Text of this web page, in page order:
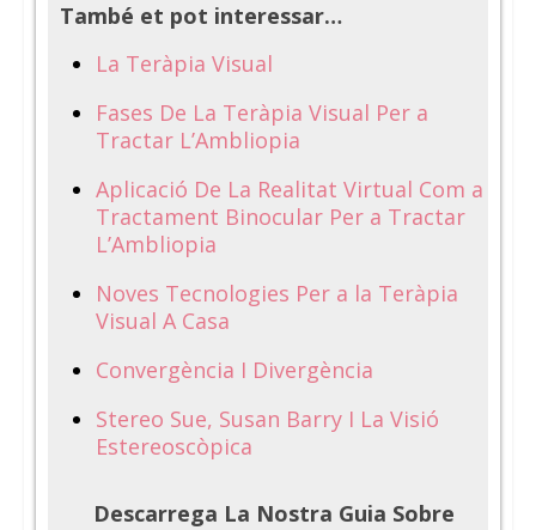
També et pot interessar…
La Teràpia Visual
Fases De La Teràpia Visual Per a
Tractar L’Ambliopia
Aplicació De La Realitat Virtual Com a
Tractament Binocular Per a Tractar
L’Ambliopia
Noves Tecnologies Per a la Teràpia
Visual A Casa
Convergència I Divergència
Stereo Sue, Susan Barry I La Visió
Estereoscòpica
Descarrega La Nostra Guia Sobre